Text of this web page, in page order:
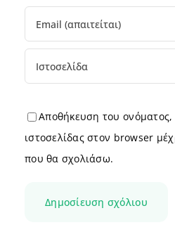
Αποθήκευση του
ιστοσελίδας στον browser
που θα σχολιάσω.